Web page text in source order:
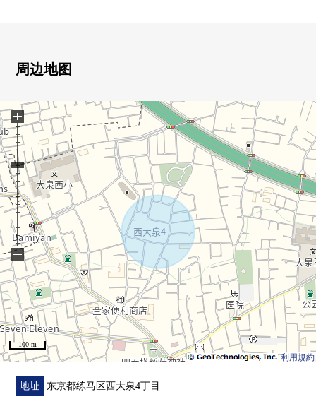
○ 土地面积104.02平米(约31.46坪)
■ 对顾客的留言
━━━━━━━━━━━━━━━・・・・・
这次看房源详细画面，谢谢。
本房源到小学是步行3分钟的范围以内的新房分售住宅地。
发自心里等候来自顾客的咨询方式。
周边地图
利用規約
100 m
+
−
地址 东京都练马区西大泉4丁目